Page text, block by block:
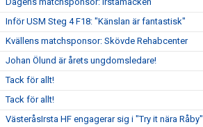
Inför USM Steg 4 F18: "Känslan är fantastisk"
Kvällens matchsponsor: Skövde Rehabcenter
Johan Ölund är årets ungdomsledare!
Tack för allt!
Tack för allt!
VästeråsIrsta HF engagerar sig i "Try it nära Råby"